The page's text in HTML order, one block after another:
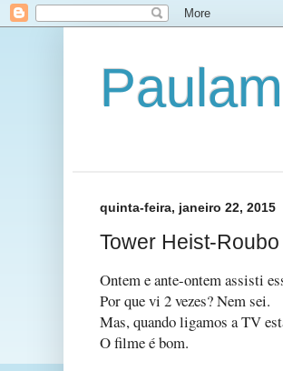
quinta-feira, janeiro 22, 2015
Tower Heist-
Ontem e ante-ontem assisti
Por que vi 2 vezes? Nem sei.
Mas, quando ligamos a TV
O filme é bom.